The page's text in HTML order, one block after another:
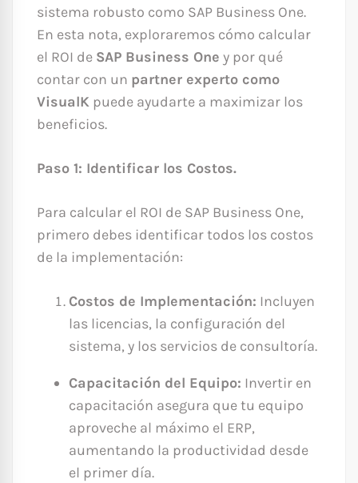
sistema robusto como SAP Business One.
En esta nota, exploraremos cómo calcular
el ROI de SAP Business One y por qué
contar con un partner experto como
VisualK puede ayudarte a maximizar los
beneficios.
Paso 1: Identificar los Costos.
Para calcular el ROI de SAP Business One,
primero debes identificar todos los costos
de la implementación:
Costos de Implementación: Incluyen
las licencias, la configuración del
sistema, y los servicios de consultoría.
Capacitación del Equipo: Invertir en
capacitación asegura que tu equipo
aproveche al máximo el ERP,
aumentando la productividad desde
el primer día.